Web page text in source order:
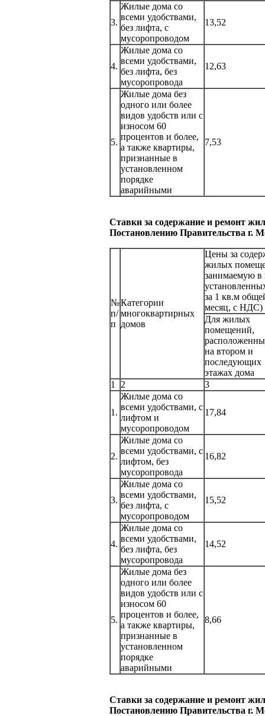
3.
Жилые дома со
всеми удобствами,
без лифта, с
мусоропроводом
13,52
4.
Жилые дома со
всеми удобствами,
без лифта, без
мусоропровода
12,63
5.
Жилые дома без
одного или более
видов удобств или с
износом 60
процентов и более,
а также квартиры,
признанные в
установленном
порядке
аварийными
7,53
Cтавки за содержание и ремонт
Постановлению Правительства г.
№
п/
п
Категории
многоквартирных
домов
Цены за
жилых
занимаемую в
за 1 кв.м
месяц, с НДС)
Для жилых
помещений,
на втором и
последующих
этажах дома
1
2 3
1.
Жилые дома со
всеми удобствами, с
лифтом и
мусоропроводом
17,84
2.
Жилые дома со
всеми удобствами, с
лифтом, без
мусоропровода
16,82
3.
Жилые дома со
всеми удобствами,
без лифта, с
мусоропроводом
15,52
4.
Жилые дома со
всеми удобствами,
без лифта, без
мусоропровода
14,52
5.
Жилые дома без
одного или более
видов удобств или с
износом 60
процентов и более,
а также квартиры,
признанные в
установленном
порядке
аварийными
8,66
Ставки за содержание и ремонт
Постановлению Правительства г.